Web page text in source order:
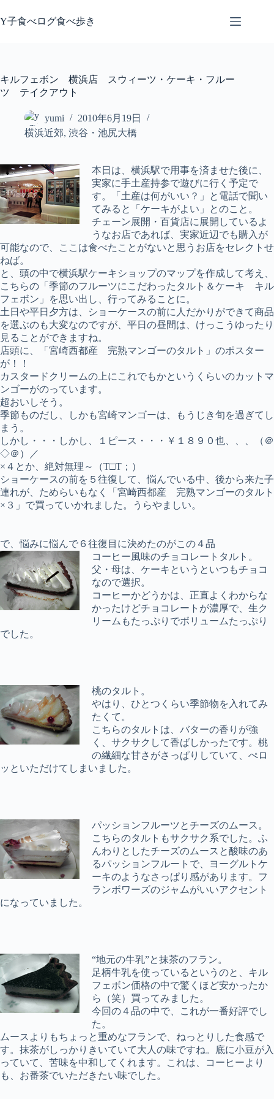
ン
ス
キ
Y子食べログ食べ歩き
キルフェボン 横浜店 スウィーツ・ケーキ・フルー
ツ テイクアウト
yumi
2010年6月19日
横浜近郊, 渋谷・池尻大橋
本日は、横浜駅で用事を済ませた後に、
実家に手土産持参で遊びに行く予定で
す。「土産は何がいい？」と電話で聞い
てみると「ケーキがよい」とのこと。
チェーン展開・百貨店に展開しているよ
うなお店であれば、実家近辺でも購入が
可能なので、ここは食べたことがないと思うお店をセレクトせ
ねば。
と、頭の中で横浜駅ケーキショップのマップを作成して考え、
こちらの「季節のフルーツにこだわったタルト＆ケーキ キル
フェボン」を思い出し、行ってみることに。
土日や平日夕方は、ショーケースの前に人だかりができて商品
を選ぶのも大変なのですが、平日の昼間は、けっこうゆったり
見ることができますね。
店頭に、「宮崎西都産 完熟マンゴーのタルト」のポスター
が！！
カスタードクリームの上にこれでもかというくらいのカットマ
ンゴーがのっています。
超おいしそう。
季節ものだし、しかも宮崎マンゴーは、もうじき旬を過ぎてし
まう。
しかし・・・しかし、１ピース・・・￥１８９０也、、、（＠
◇＠）／
×４とか、絶対無理～（T□T；）
ショーケースの前を５往復して、悩んでいる中、後から来た子
連れが、ためらいもなく「宮崎西都産 完熟マンゴーのタルト
×３」で買っていかれました。うらやましい。
で、悩みに悩んで６往復目に決めたのがこの４品
コーヒー風味のチョコレートタルト。
父・母は、ケーキというといつもチョコ
なので選択。
コーヒーかどうかは、正直よくわからな
かったけどチョコレートが濃厚で、生ク
リームもたっぷりでボリュームたっぷり
でした。
桃のタルト。
やはり、ひとつくらい季節物を入れてみ
たくて。
こちらのタルトは、バターの香りが強
く、サクサクして香ばしかったです。桃
の繊細な甘さがさっぱりしていて、ぺロ
ッといただけてしまいました。
パッションフルーツとチーズのムース。
こちらのタルトもサクサク系でした。ふ
んわりとしたチーズのムースと酸味のあ
るパッションフルートで、ヨーグルトケ
ーキのようなさっぱり感があります。フ
ランボワーズのジャムがいいアクセント
になっていました。
“地元の牛乳”と抹茶のフラン。
足柄牛乳を使っているというのと、キル
フェボン価格の中で驚くほど安かったか
ら（笑）買ってみました。
今回の４品の中で、これが一番好評でし
た。
ムースよりもちょっと重めなフランで、ねっとりした食感で
す。抹茶がしっかりきいていて大人の味ですね。底に小豆が入
っていて、苦味を中和してくれます。これは、コーヒーより
も、お番茶でいただきたい味でした。